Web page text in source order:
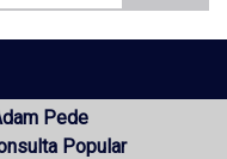
Pede
Popular